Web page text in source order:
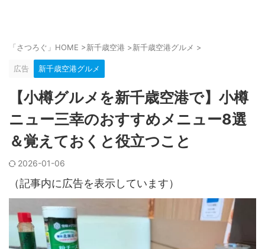
「さつろぐ」HOME >新千歳空港 >新千歳空港グルメ >
広告 新千歳空港グルメ
【小樽グルメを新千歳空港で】小樽
ニュー三幸のおすすめメニュー8選
＆覚えておくと役立つこと
2026-01-06
（記事内に広告を表示しています）